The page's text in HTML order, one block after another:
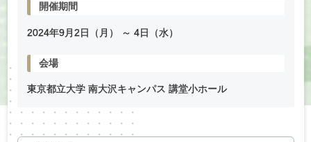
開催期間
2024年9月2日（月） ～ 4日（水）
会場
東京都立大学 南大沢キャンパス 講堂小ホール